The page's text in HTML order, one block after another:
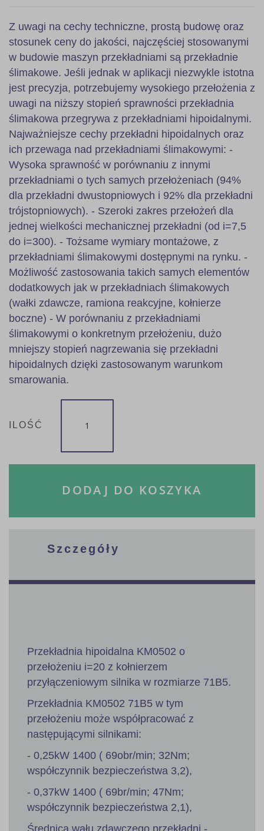
Z uwagi na cechy techniczne, prostą budowę oraz
stosunek ceny do jakości, najczęściej stosowanymi
w budowie maszyn przekładniami są przekładnie
ślimakowe. Jeśli jednak w aplikacji niezwykle istotna
jest precyzja, potrzebujemy wysokiego przełożenia z
uwagi na niższy stopień sprawności przekładnia
ślimakowa przegrywa z przekładniami hipoidalnymi.
Najważniejsze cechy przekładni hipoidalnych oraz
ich przewaga nad przekładniami ślimakowymi: -
Wysoka sprawność w porównaniu z innymi
przekładniami o tych samych przełożeniach (94%
dla przekładni dwustopniowych i 92% dla przekładni
trójstopniowych). - Szeroki zakres przełożeń dla
jednej wielkości mechanicznej przekładni (od i=7,5
do i=300). - Tożsame wymiary montażowe, z
przekładniami ślimakowymi dostępnymi na rynku. -
Możliwość zastosowania takich samych elementów
dodatkowych jak w przekładniach ślimakowych
(wałki zdawcze, ramiona reakcyjne, kołnierze
boczne) - W porównaniu z przekładniami
ślimakowymi o konkretnym przełożeniu, dużo
mniejszy stopień nagrzewania się przekładni
hipoidalnych dzięki zastosowanym warunkom
smarowania.
ILOŚĆ
DODAJ DO KOSZYKA
Szczegóły
Przekładnia hipoidalna KM0502 o
przełożeniu i=20 z kołnierzem
przyłączeniowym silnika w rozmiarze 71B5.
Przekładnia KM0502 71B5 w tym
przełożeniu może współpracować z
następującymi silnikami:
- 0,25kW 1400 ( 69obr/min; 32Nm;
współczynnik bezpieczeństwa 3,2),
- 0,37kW 1400 ( 69br/min; 47Nm;
współczynnik bezpieczeństwa 2,1),
Średnica wału zdawczego przekładni -